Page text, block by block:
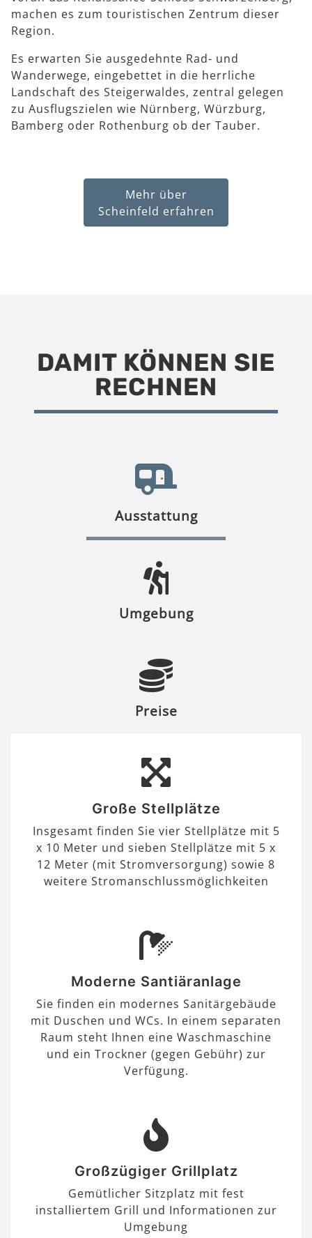
machen es zum touristischen Zentrum dieser
Region.
Es erwarten Sie ausgedehnte Rad- und
Wanderwege, eingebettet in die herrliche
Landschaft des Steigerwaldes, zentral gelegen
zu Ausflugszielen wie Nürnberg, Würzburg,
Bamberg oder Rothenburg ob der Tauber.
Mehr über
Scheinfeld erfahren
DAMIT KÖNNEN SIE
RECHNEN
Ausstattung
Umgebung
Preise
Große Stellplätze
Insgesamt finden Sie vier Stellplätze mit 5
x 10 Meter und sieben Stellplätze mit 5 x
12 Meter (mit Stromversorgung) sowie 8
weitere Stromanschlussmöglichkeiten
Moderne Santiäranlage
Sie finden ein modernes Sanitärgebäude
mit Duschen und WCs. In einem separaten
Raum steht Ihnen eine Waschmaschine
und ein Trockner (gegen Gebühr) zur
Verfügung.
Großzügiger Grillplatz
Gemütlicher Sitzplatz mit fest
installiertem Grill und Informationen zur
Umgebung